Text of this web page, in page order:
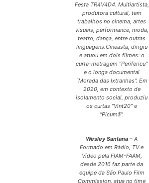
Festa TR4V4D4. Multiartista,
produtora cultural, tem
trabalhos no cinema, artes
visuais, performance, moda,
teatro, dança, entre outras
linguagens.Cineasta, dirigiu
e atuou em dois filmes: o
curta-metragem “Perifericu”
e o longa documental
“Morada das Ixtranhas”. Em
2020, em contexto de
isolamento social, produziu
os curtas “Vint20” e
“Picumã”.
Wesley Santana – A
Formado em Rádio, TV e
Vídeo pela FIAM-FAAM,
desde 2016 faz parte da
equipe da São Paulo Film
Commission, atua no time